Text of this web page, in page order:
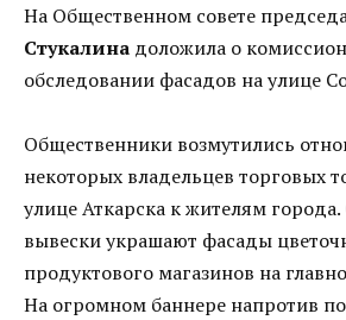
На Общественном совете
Стукалина доложила о
обследовании фасадов на улице
Общественники возмутились
некоторых владельцев торговых
улице Аткарска к жителям
вывески украшают фасады
продуктового магазинов на
На огромном баннере напротив по